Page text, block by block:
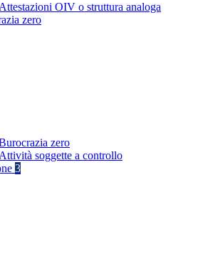
Attestazioni OIV o struttura analoga
zero
zero
Attività soggette a controllo
3